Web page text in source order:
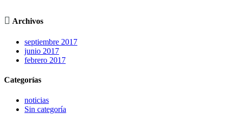
 Archivos
septiembre 2017
junio 2017
febrero 2017
Categorías
noticias
Sin categoría